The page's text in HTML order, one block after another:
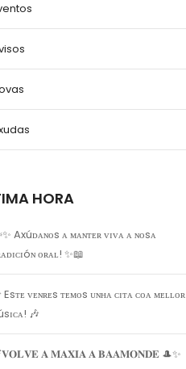
HORA
Axúᴅᴀɴᴏs ᴀ ᴍᴀɴᴛᴇʀ ᴠɪᴠᴀ ᴀ ɴᴏsᴀ
ᴏʀᴀʟ! ✨📖
Esᴛᴇ ᴠᴇɴʀᴇs ᴛᴇᴍᴏs ᴜɴʜᴀ ᴄɪᴛᴀ ᴄᴏᴀ ᴍᴇʟʟᴏʀ
🎶
𝐀 𝐌𝐀𝐗𝐈𝐀 𝐀 𝐁𝐀𝐀𝐌𝐎𝐍𝐃𝐄 🎩✨